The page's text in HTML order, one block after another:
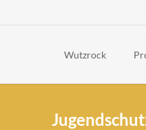
Wutzrock
Über uns